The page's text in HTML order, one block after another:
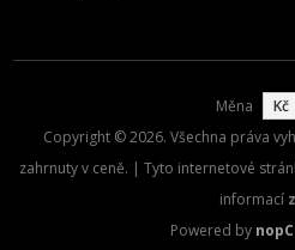
Měna
Copyright © 2026. Všechna práva
zahrnuty v ceně. | Tyto internetové
informací
Powered by